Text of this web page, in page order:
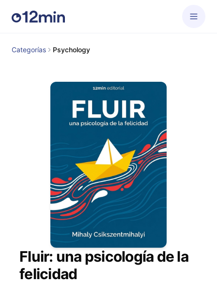
Categorías Psychology
Fluir: una psicología de la
felicidad